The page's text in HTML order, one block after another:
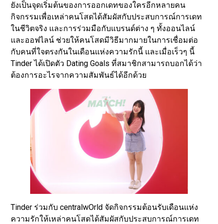
ยังเป็นจุดเริ่มต้นของการออกเดทของใครอีกหลายคน
กิจกรรมเพื่อเหล่าคนโสดได้สัมผัสกับประสบการณ์การเดท
ในชีวิตจริง และการร่วมมือกับแบรนด์ต่าง ๆ ทั้งออนไลน์
และออฟไลน์ ช่วยให้คนโสดมีวิธีมากมายในการเชื่อมต่อ
กับคนที่ใจตรงกันในเดือนแห่งความรักนี้ และเมื่อเร็วๆ นี้
Tinder ได้เปิดตัว Dating Goals ที่สมาชิกสามารถบอกได้ว่า
ต้องการอะไรจากความสัมพันธ์ได้อีกด้วย
Tinder ร่วมกับ centralwOrld จัดกิจกรรมต้อนรับเดือนแห่ง
ความรักให้เหล่าคนโสดได้สัมผัสกับประสบการณ์การเดท